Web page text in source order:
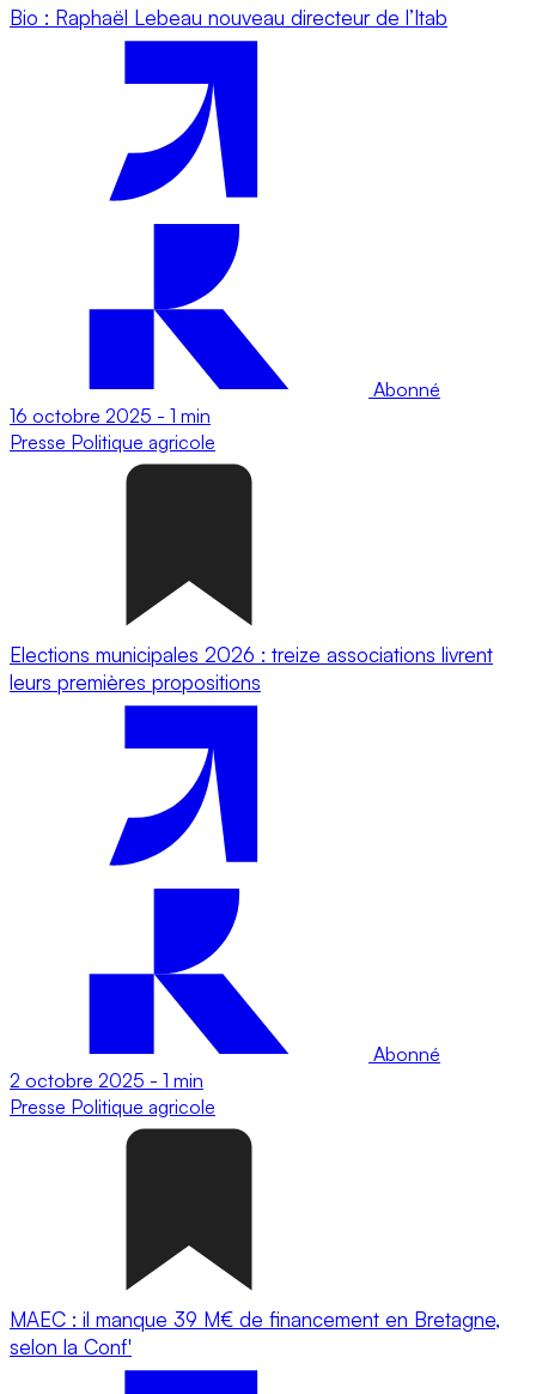
Bio : Raphaël Lebeau nouveau directeur de l’Itab
Abonné
16 octobre 2025 - 1 min
Presse Politique agricole
Elections municipales 2026 : treize associations livrent
leurs premières propositions
Abonné
2 octobre 2025 - 1 min
Presse Politique agricole
MAEC : il manque 39 M€ de financement en Bretagne,
selon la Conf'